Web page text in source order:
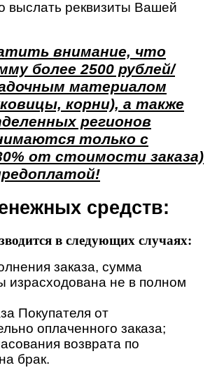
выслать реквизиты Вашей
внимание, что
более 2500 рублей/
материалом
корни), а также
регионов
только с
от стоимости заказа)
средств:
в следующих случаях:
заказа, сумма
израсходована не в полном
Покупателя от
оплаченного заказа;
возврата по
брак.